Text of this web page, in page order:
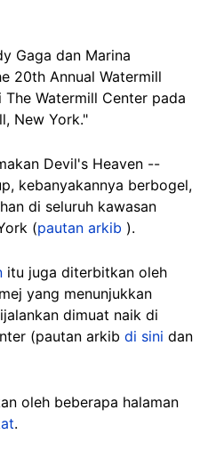
Gaga dan Marina
20th Annual Watermill
Watermill Center pada
New York."
Devil's Heaven --
kebanyakannya berbogel,
di seluruh kawasan
(pautan arkib ).
itu juga diterbitkan oleh
yang menunjukkan
dimuat naik di
(pautan arkib di sini dan
oleh beberapa halaman
.